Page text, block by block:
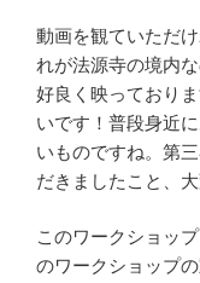
動画を観ていただ
れが法源寺の境内
好良く映っており
いです！普段身近
いものですね。第
だきましたこと、
このワークショッ
のワークショップ